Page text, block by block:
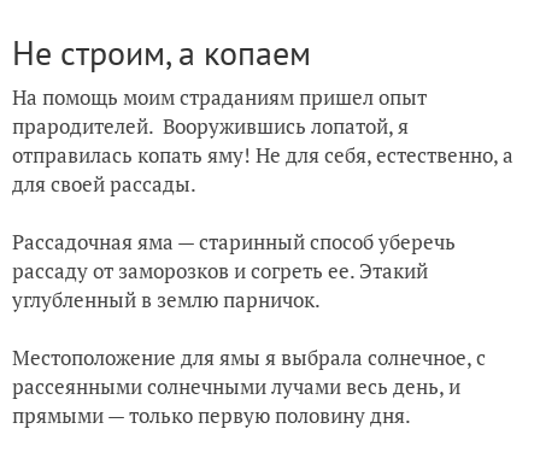
Не строим, а копаем
На помощь моим страданиям пришел опыт
прародителей. Вооружившись лопатой, я
отправилась копать яму! Не для себя, естественно, а
для своей рассады.
Рассадочная яма — старинный способ уберечь
рассаду от заморозков и согреть ее. Этакий
углубленный в землю парничок.
Местоположение для ямы я выбрала солнечное, с
рассеянными солнечными лучами весь день, и
прямыми — только первую половину дня.